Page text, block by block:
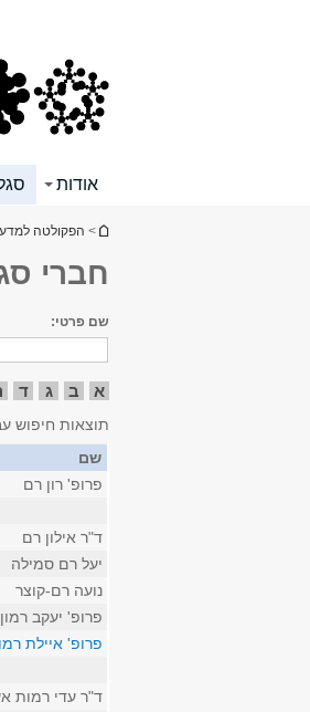
אודות
הינך נמצא כאן
> הפקולטה
חברי
שם פרטי:
א ב ג ד
תוצאות חיפוש
שם
פרופ' רון רם
ד"ר אילון רם
יעל רם סמילה
נועה רם-קוצר
פרופ' יעקב רמון
פרופ' איילת
ד"ר עדי רמות